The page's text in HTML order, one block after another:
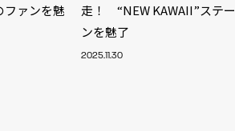
ファンを魅
走！ “NEW KAWAII”ステ
ンを魅了
2025.11.30